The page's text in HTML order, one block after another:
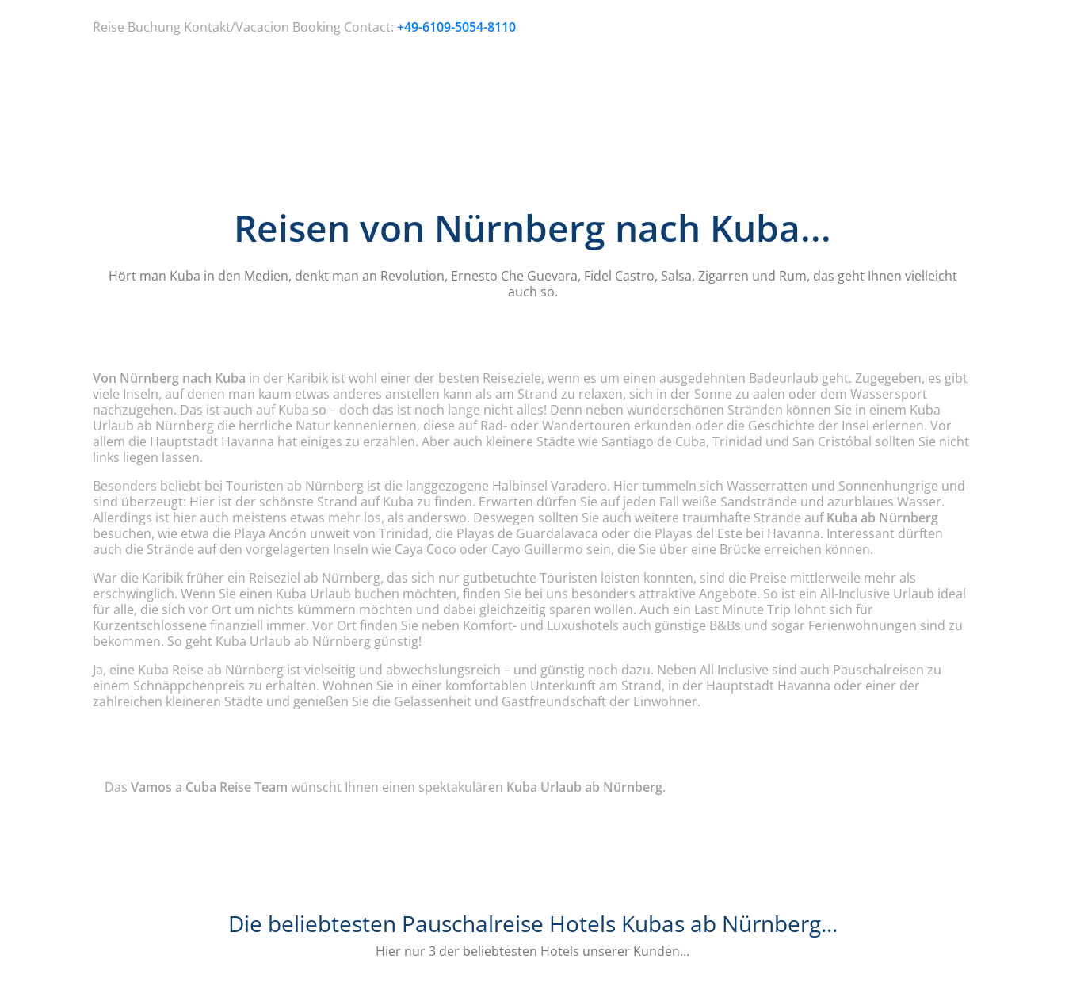
Reise Buchung Kontakt/Vacacion Booking Contact: +49-6109-5054-8110
Reisen von Nürnberg nach Kuba...
Hört man Kuba in den Medien, denkt man an Revolution, Ernesto Che Guevara, Fidel Castro, Salsa, Zigarren und Rum, das geht Ihnen vielleicht
auch so.
Von Nürnberg nach Kuba in der Karibik ist wohl einer der besten Reiseziele, wenn es um einen ausgedehnten Badeurlaub geht. Zugegeben, es gibt
viele Inseln, auf denen man kaum etwas anderes anstellen kann als am Strand zu relaxen, sich in der Sonne zu aalen oder dem Wassersport
nachzugehen. Das ist auch auf Kuba so – doch das ist noch lange nicht alles! Denn neben wunderschönen Stränden können Sie in einem Kuba
Urlaub ab Nürnberg die herrliche Natur kennenlernen, diese auf Rad- oder Wandertouren erkunden oder die Geschichte der Insel erlernen. Vor
allem die Hauptstadt Havanna hat einiges zu erzählen. Aber auch kleinere Städte wie Santiago de Cuba, Trinidad und San Cristóbal sollten Sie nicht
links liegen lassen.
Besonders beliebt bei Touristen ab Nürnberg ist die langgezogene Halbinsel Varadero. Hier tummeln sich Wasserratten und Sonnenhungrige und
sind überzeugt: Hier ist der schönste Strand auf Kuba zu finden. Erwarten dürfen Sie auf jeden Fall weiße Sandstrände und azurblaues Wasser.
Allerdings ist hier auch meistens etwas mehr los, als anderswo. Deswegen sollten Sie auch weitere traumhafte Strände aufKuba ab Nürnberg
besuchen, wie etwa die Playa Ancón unweit von Trinidad, die Playas de Guardalavaca oder die Playas del Este bei Havanna. Interessant dürften
auch die Strände auf den vorgelagerten Inseln wie Caya Coco oder Cayo Guillermo sein, die Sie über eine Brücke erreichen können.
War die Karibik früher ein Reiseziel ab Nürnberg, das sich nur gutbetuchte Touristen leisten konnten, sind die Preise mittlerweile mehr als
erschwinglich. Wenn Sie einen Kuba Urlaub buchen möchten, finden Sie bei uns besonders attraktive Angebote. So ist ein All-Inclusive Urlaub ideal
für alle, die sich vor Ort um nichts kümmern möchten und dabei gleichzeitig sparen wollen. Auch ein Last Minute Trip lohnt sich für
Kurzentschlossene finanziell immer. Vor Ort finden Sie neben Komfort- und Luxushotels auch günstige B&Bs und sogar Ferienwohnungen sind zu
bekommen. So geht Kuba Urlaub ab Nürnberg günstig!
Ja, eine Kuba Reise ab Nürnberg ist vielseitig und abwechslungsreich – und günstig noch dazu. Neben All Inclusive sind auch Pauschalreisen zu
einem Schnäppchenpreis zu erhalten. Wohnen Sie in einer komfortablen Unterkunft am Strand, in der Hauptstadt Havanna oder einer der
zahlreichen kleineren Städte und genießen Sie die Gelassenheit und Gastfreundschaft der Einwohner.
Das Vamos a Cuba Reise Team wünscht Ihnen einen spektakulären Kuba Urlaub ab Nürnberg.
Die beliebtesten Pauschalreise Hotels Kubas ab Nürnberg...
Hier nur 3 der beliebtesten Hotels unserer Kunden...